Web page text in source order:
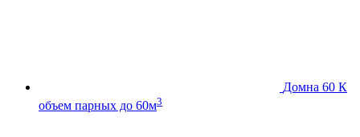
Домна 60 К
объем парных до 60м3